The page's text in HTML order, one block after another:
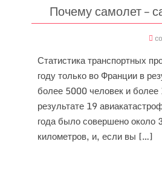
Почему самолет –
Статистика транспортных
году только во Франции в
более 5000 человек и
результате 19
года было совершено около
километров, и, если вы […]